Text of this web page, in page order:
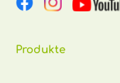
Produkte